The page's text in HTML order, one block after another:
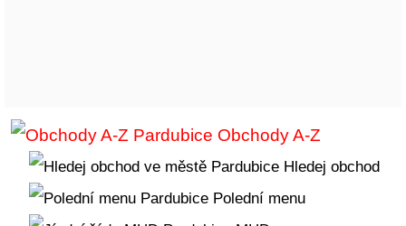
Obchody A-Z
Hledej obchod
Polední menu